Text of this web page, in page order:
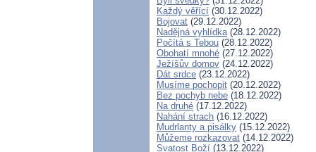
Každý věřící (30.12.2022)
Bojovat (29.12.2022)
Nadějná vyhlídka(28.12.2022)
Počítá s Tebou (28.12.2022)
Obohatí mnohé (27.12.2022)
Ježíšův domov (24.12.2022)
Dát srdce (23.12.2022)
Musíme pochopit (20.12.2022)
Bez pochyb nebe (18.12.2022)
Na druhé (17.12.2022)
Nahání strach (16.12.2022)
Mudrlanty a pisálky (15.12.2022)
Můžeme rozkazovat (14.12.2022)
Svatost Boží (13.12.2022)